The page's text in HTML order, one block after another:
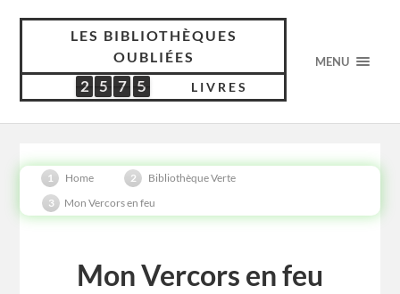
LES BIBLIOTHÈQUES
OUBLIÉES
2
5
2 5
3
5 7
0
7 5
7
5 LIVRES
MENU
Home
Bibliothèque Verte
Mon Vercors en feu
Mon Vercors en feu